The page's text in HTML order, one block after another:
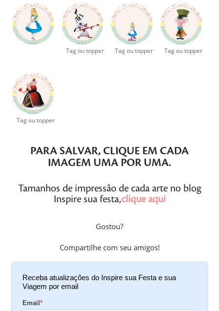
Tag ou topper Tag ou topper Tag ou topper
Tag ou topper
PARA SALVAR, CLIQUE EM CADA
IMAGEM UMA POR UMA.
Tamanhos de impressão de cada arte no blog
Inspire sua festa,clique aqui
Gostou?
Compartilhe com seu amigos!
Receba atualizações do Inspire sua Festa e sua
Viagem por email
Email*